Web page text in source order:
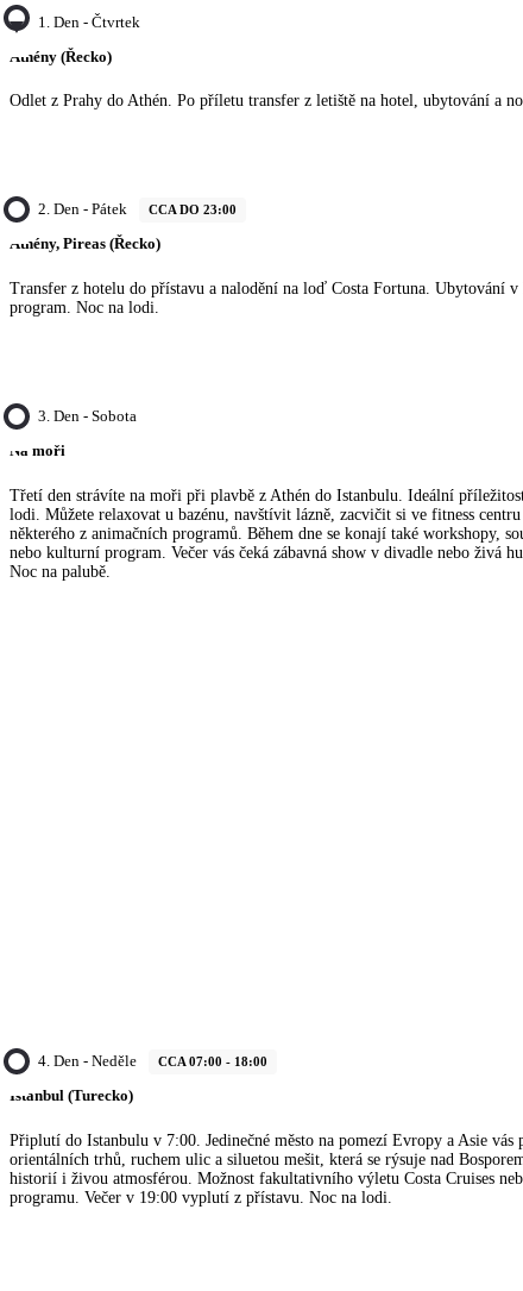
1. Den - Čtvrtek
Athény (Řecko)
Odlet z Prahy do Athén. Po příletu transfer z letiště na hotel, ubytování a
2. Den - Pátek CCA DO 23:00
Athény, Pireas (Řecko)
Transfer z hotelu do přístavu a nalodění na loď Costa Fortuna. Ubytování
program. Noc na lodi.
3. Den - Sobota
Na moři
Třetí den strávíte na moři při plavbě z Athén do Istanbulu. Ideální
lodi. Můžete relaxovat u bazénu, navštívit lázně, zacvičit si ve fitness centru
některého z animačních programů. Během dne se konají také workshopy,
nebo kulturní program. Večer vás čeká zábavná show v divadle nebo živá
Noc na palubě.
4. Den - Neděle CCA 07:00 - 18:00
Istanbul (Turecko)
Připlutí do Istanbulu v 7:00. Jedinečné město na pomezí Evropy a Asie vás
orientálních trhů, ruchem ulic a siluetou mešit, která se rýsuje nad
historií i živou atmosférou. Možnost fakultativního výletu Costa Cruises
programu. Večer v 19:00 vyplutí z přístavu. Noc na lodi.